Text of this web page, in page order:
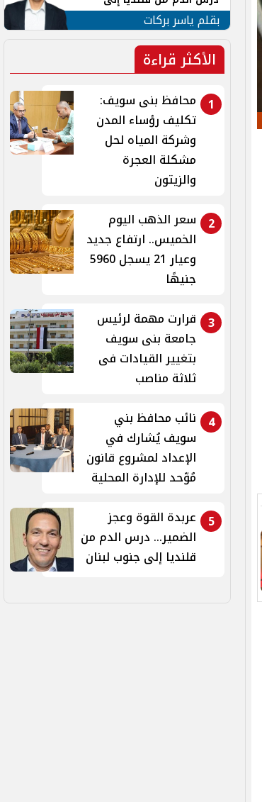
جنوب لبنان
بقلم ياسر بركات
الأكثر قراءة
1
محافظ بنى سويف:
تكليف رؤساء المدن
وشركة المياه لحل
مشكلة العجرة
والزيتون
2
سعر الذهب اليوم
الخميس.. ارتفاع جديد
وعيار 21 يسجل 5960
جنيهًا
3 قرارت مهمة لرئيس
جامعة بنى سويف
بتغيير القيادات فى
ثلاثة مناصب
4
نائب محافظ بني
سويف يُشارك في
الإعداد لمشروع قانون
مُوّحد للإدارة المحلية
5
عربدة القوة وعجز
الضمير... درس الدم من
قلنديا إلى جنوب لبنان